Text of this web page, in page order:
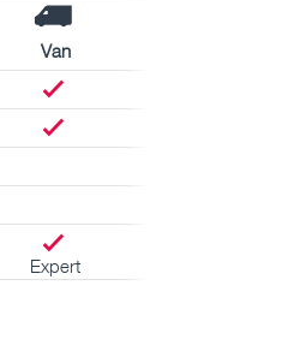
Van
Expert